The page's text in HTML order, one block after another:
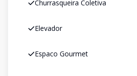
Churrasqueira Coletiva
Elevador
Espaco Gourmet